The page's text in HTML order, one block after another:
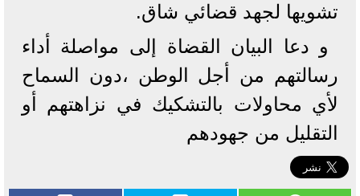
تشويها لجهد قضائي شاق.
و دعا البيان القضاة إلى مواصلة أداء
رسالتهم من أجل الوطن ،دون السماح
لأي محاولات بالتشكيك في نزاهتهم أو
التقليل من جهودهم